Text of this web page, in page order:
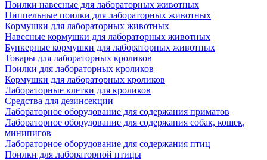
Поилки навесные для лабораторных животных
Ниппельные поилки для лабораторных животных
Кормушки для лабораторных животных
Навесные кормушки для лабораторных животных
Бункерные кормушки для лабораторных животных
Товары для лабораторных кроликов
Поилки для лабораторных кроликов
Кормушки для лабораторных кроликов
Лабораторные клетки для кроликов
Средства для дезинсекции
Лабораторное оборудование для содержания приматов
Лабораторное оборудование для содержания собак, кошек,
минипигов
Лабораторное оборудование для содержания птиц
Поилки для лабораторной птицы